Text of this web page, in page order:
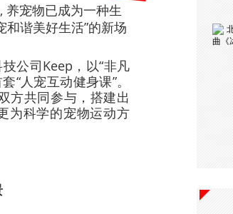
养宠物已成为一种生
谐美好生活”的新场
公司Keep，以“非凡
“人宠互动健身课”。
方共同参与，搭建出
为科学的宠物运动方